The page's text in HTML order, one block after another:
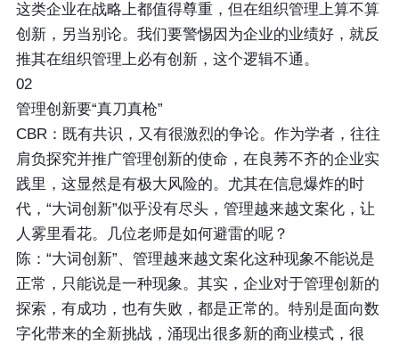
这类企业在战略上都值得尊重，但在组织管理上算不算
创新，另当别论。我们要警惕因为企业的业绩好，就反
推其在组织管理上必有创新，这个逻辑不通。
02
管理创新要“真刀真枪”
CBR：既有共识，又有很激烈的争论。作为学者，往往
肩负探究并推广管理创新的使命，在良莠不齐的企业实
践里，这显然是有极大风险的。尤其在信息爆炸的时
代，“大词创新”似乎没有尽头，管理越来越文案化，让
人雾里看花。几位老师是如何避雷的呢？
陈：“大词创新”、管理越来越文案化这种现象不能说是
正常，只能说是一种现象。其实，企业对于管理创新的
探索，有成功，也有失败，都是正常的。特别是面向数
字化带来的全新挑战，涌现出很多新的商业模式，很